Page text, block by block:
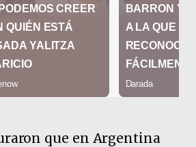
que en Argentina